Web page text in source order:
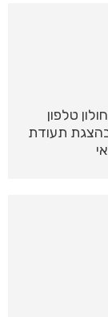
חולון טלפון
מראש ובהצגת תעודת